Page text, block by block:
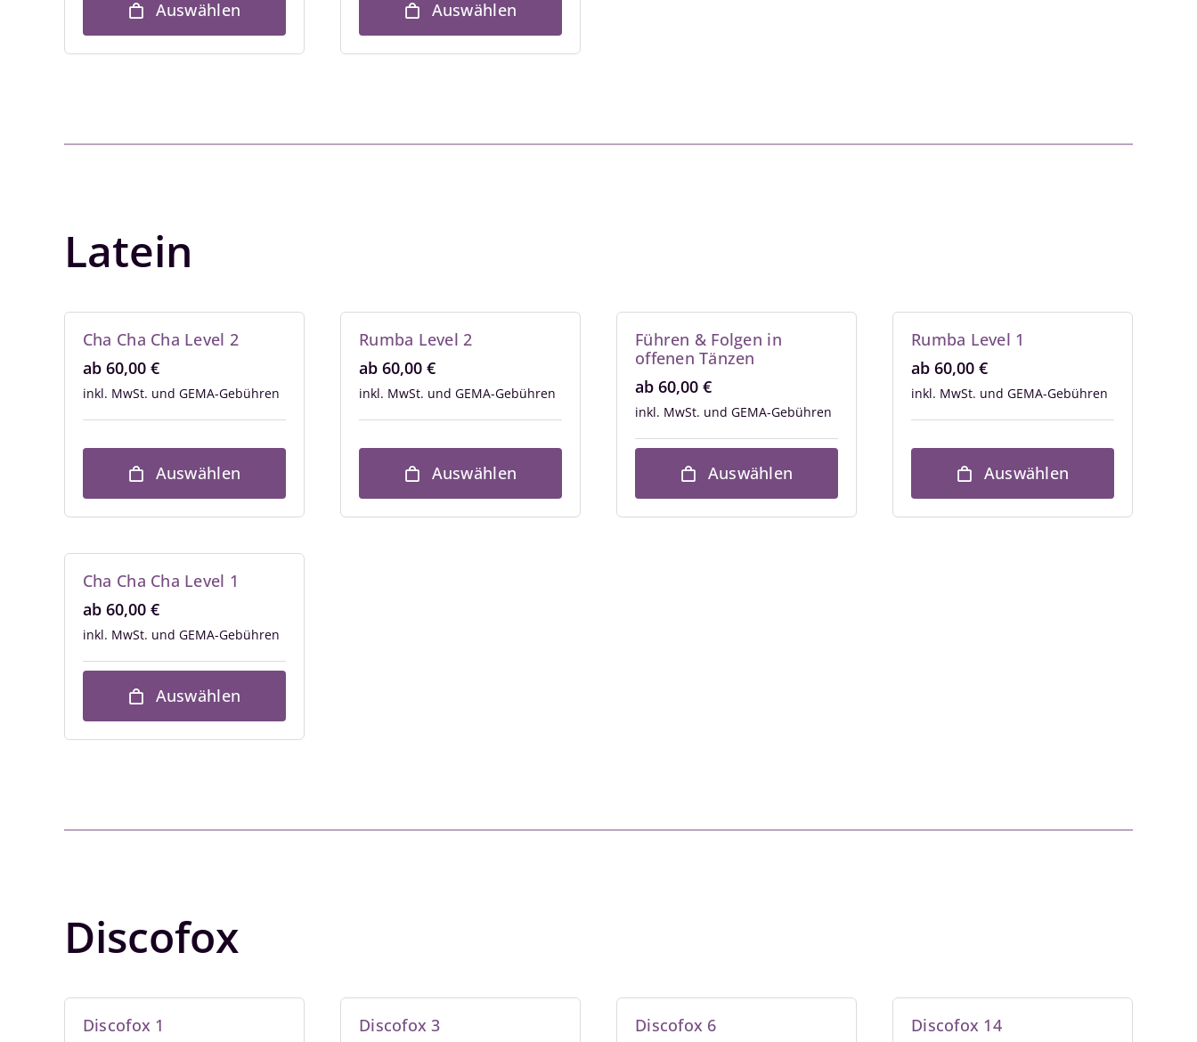
Auswählen Auswählen
Latein
Cha Cha Cha Level 2
ab 60,00 €
inkl. MwSt.
Auswählen
Rumba Level 2
ab 60,00 €
inkl. MwSt.
Auswählen
Führen & Folgen in
offenen Tänzen
ab 60,00 €
inkl. MwSt.
Auswählen
Rumba Level 1
ab 60,00 €
inkl. MwSt.
Auswählen
Cha Cha Cha Level 1
ab 60,00 €
inkl. MwSt.
Auswählen
Discofox
Discofox 1
Discofox 3
Discofox 6
Discofox 14